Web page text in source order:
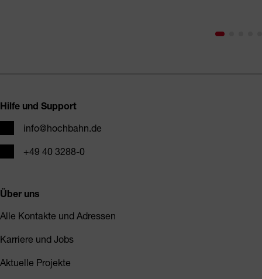
Hilfe und Support
E-Mailinfo@hochbahn.de
Telefon+49 40 3288-0
Über uns
Alle Kontakte und Adressen
Karriere und Jobs
Aktuelle Projekte